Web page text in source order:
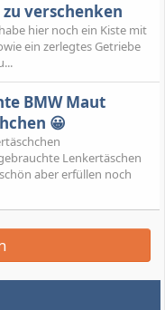
verschenken
hier noch ein Kiste mit
ein zerlegtes Getriebe
BMW Maut
😀
Lenkertäschen
aber erfüllen noch